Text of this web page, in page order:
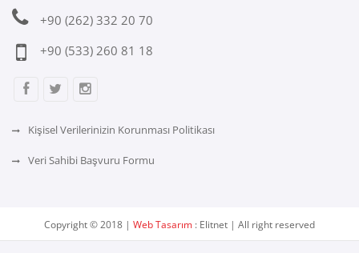
+90 (262) 332 20 70
+90 (533) 260 81 18
Kişisel Verilerinizin Korunması Politikası
Veri Sahibi Başvuru Formu
Copyright © 2018 | Web Tasarım : Elitnet | All right reserved